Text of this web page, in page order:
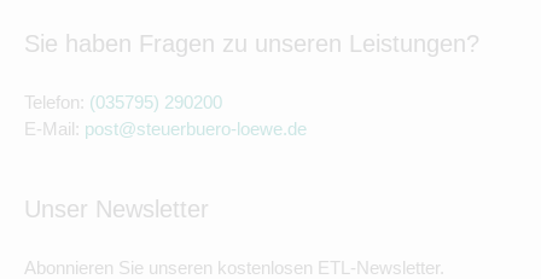
Sie haben Fragen zu unseren Leistungen?
Telefon: (035795) 290200
E-Mail: post@steuerbuero-loewe.de
Unser Newsletter
Abonnieren Sie unseren kostenlosen ETL-Newsletter.